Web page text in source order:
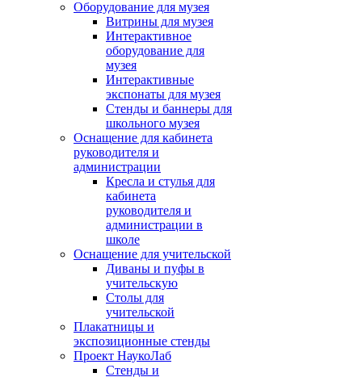
Оборудование для музея
Витрины для музея
Интерактивное
оборудование для
музея
Интерактивные
экспонаты для музея
Стенды и баннеры для
школьного музея
Оснащение для кабинета
руководителя и
администрации
Кресла и стулья для
кабинета
руководителя и
администрации в
школе
Оснащение для учительской
Диваны и пуфы в
учительскую
Столы для
учительской
Плакатницы и
экспозиционные стенды
Проект НаукоЛаб
Стенды и